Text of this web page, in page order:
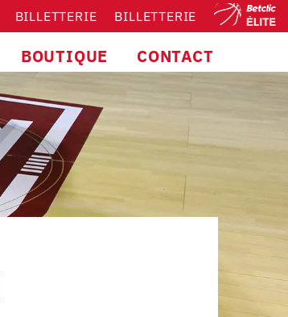
BILLETTERIE BILLETTERIE
BOUTIQUE CONTACT